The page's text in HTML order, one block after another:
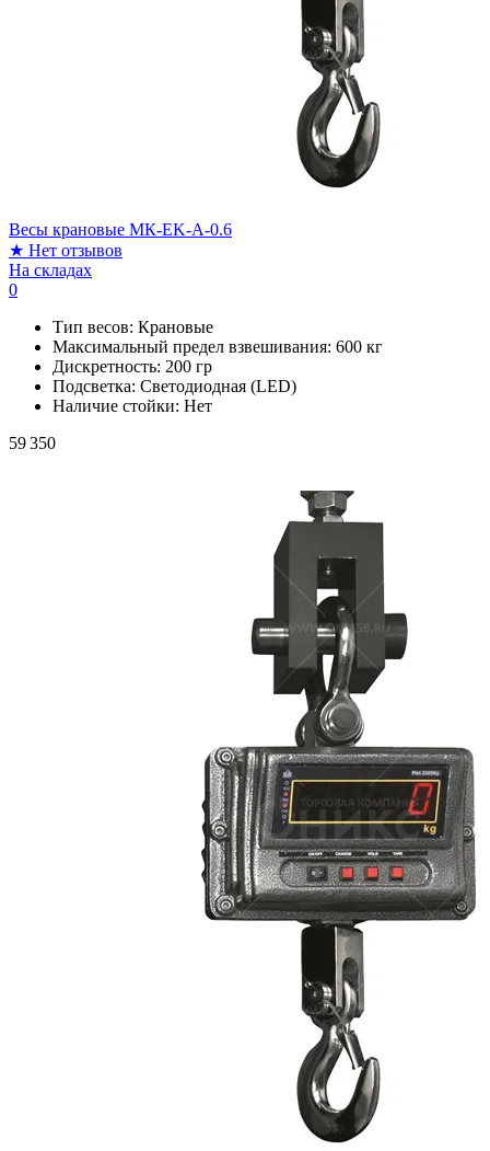
Весы крановые МК-EK-A-0.6
★ Нет отзывов
На складах
0
Тип весов: Крановые
Максимальный предел взвешивания: 600 кг
Дискретность: 200 гр
Подсветка: Светодиодная (LED)
Наличие стойки: Нет
59 350